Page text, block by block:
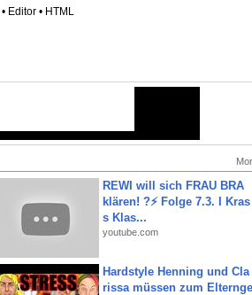
• Editor • HTML
REWI will sich FRAU BRA
klären! ?⚡️ Folge 7.3. I Kras
s Klas...
youtube.com
Hardstyle Henning und Cla
rissa müssen zum Elternge